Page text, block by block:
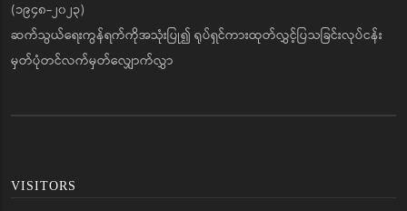
(၁၉၄၈-၂၀၂၃)
ဆက်သွယ်ရေးကွန်ရက်ကိုအသုံးပြု၍ ရုပ်ရှင်ကားထုတ်လွှင့်ပြသခြင်းလုပ်ငန်း
မှတ်ပုံတင်လက်မှတ်လျှောက်လွှာ
VISITORS